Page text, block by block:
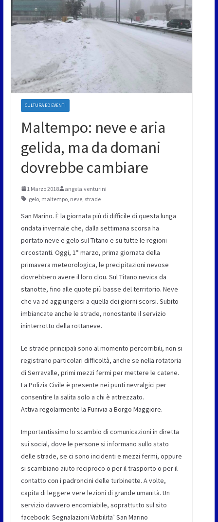
CULTURA ED EVENTI
Maltempo: neve e aria
gelida, ma da domani
dovrebbe cambiare
1 Marzo 2018
angela.venturini
gelo, maltempo, neve, strade
San Marino. È la giornata più di difficile di questa lunga
ondata invernale che, dalla settimana scorsa ha
portato neve e gelo sul Titano e su tutte le regioni
circostanti. Oggi, 1° marzo, prima giornata della
primavera meteorologica, le precipitazioni nevose
dovrebbero avere il loro clou. Sul Titano nevica da
stanotte, fino alle quote più basse del territorio. Neve
che va ad aggiungersi a quella dei giorni scorsi. Subito
imbiancate anche le strade, nonostante il servizio
ininterrotto della rottaneve.
Le strade principali sono al momento percorribili, non si
registrano particolari difficoltà, anche se nella rotatoria
di Serravalle, primi mezzi fermi per mettere le catene.
La Polizia Civile è presente nei punti nevralgici per
consentire la salita solo a chi è attrezzato.
Attiva regolarmente la Funivia a Borgo Maggiore.
Importantissimo lo scambio di comunicazioni in diretta
sui social, dove le persone si informano sullo stato
delle strade, se ci sono incidenti e mezzi fermi, oppure
si scambiano aiuto reciproco o per il trasporto o per il
contatto con i padroncini delle turbinette. A volte,
capita di leggere vere lezioni di grande umanità. Un
servizio davvero encomiabile, soprattutto sul sito
facebook: Segnalazioni Viabilita’ San Marino